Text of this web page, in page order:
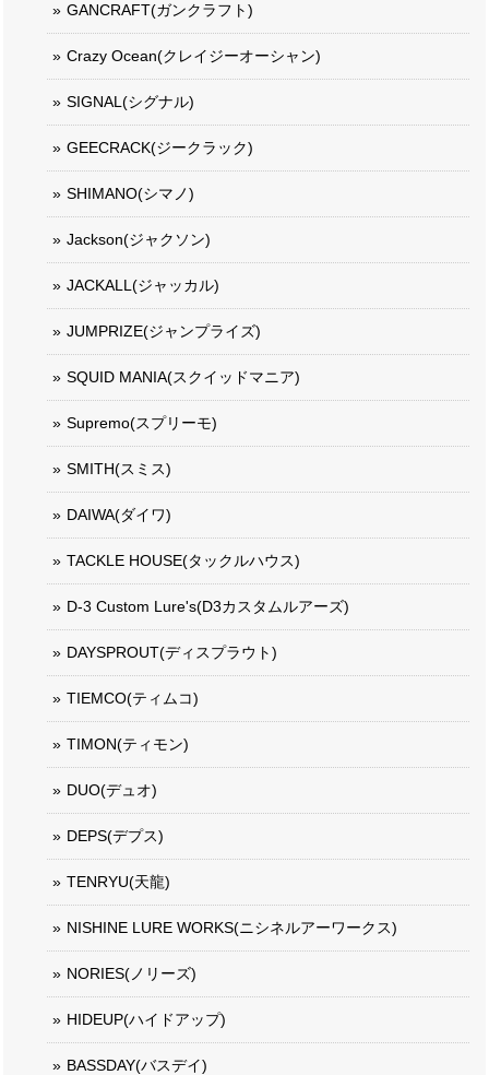
GANCRAFT(ガンクラフト)
Crazy Ocean(クレイジーオーシャン)
SIGNAL(シグナル)
GEECRACK(ジークラック)
SHIMANO(シマノ)
Jackson(ジャクソン)
JACKALL(ジャッカル)
JUMPRIZE(ジャンプライズ)
SQUID MANIA(スクイッドマニア)
Supremo(スプリーモ)
SMITH(スミス)
DAIWA(ダイワ)
TACKLE HOUSE(タックルハウス)
D-3 Custom Lure's(D3カスタムルアーズ)
DAYSPROUT(ディスプラウト)
TIEMCO(ティムコ)
TIMON(ティモン)
DUO(デュオ)
DEPS(デプス)
TENRYU(天龍)
NISHINE LURE WORKS(ニシネルアーワークス)
NORIES(ノリーズ)
HIDEUP(ハイドアップ)
BASSDAY(バスデイ)